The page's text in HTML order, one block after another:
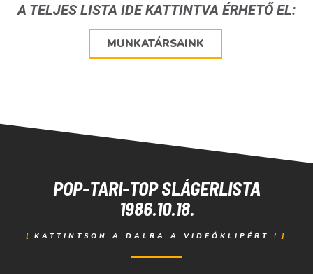
A TELJES LISTA IDE KATTINTVA ÉRHETŐ EL:
MUNKATÁRSAINK
POP-TARI-TOP SLÁGERLISTA
1986.10.18.
KATTINTSON A DALRA A VIDEÓKLIPÉRT !